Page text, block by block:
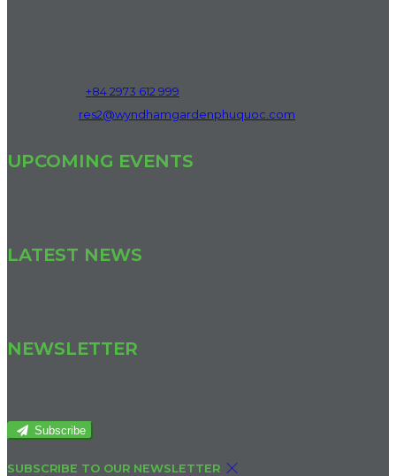
+84 2973 612 999
res2@wyndhamgardenphuquoc.com
UPCOMING EVENTS
LATEST NEWS
NEWSLETTER
Subscribe
SUBSCRIBE TO OUR NEWSLETTER